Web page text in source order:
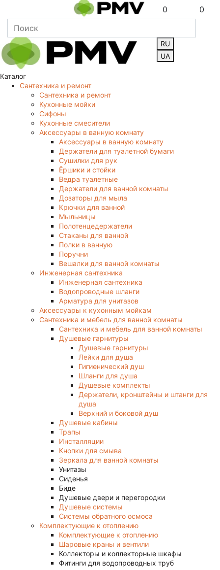
0 0
RU
UA
Каталог
Сантехника и ремонт
Сантехника и ремонт
Кухонные мойки
Сифоны
Кухонные смесители
Аксессуары в ванную комнату
Аксессуары в ванную комнату
Держатели для туалетной бумаги
Сушилки для рук
Ёршики и стойки
Ведра туалетные
Держатели для ванной комнаты
Дозаторы для мыла
Крючки для ванной
Мыльницы
Полотенцедержатели
Стаканы для ванной
Полки в ванную
Поручни
Вешалки для ванной комнаты
Инженерная сантехника
Инженерная сантехника
Водопроводные шланги
Арматура для унитазов
Аксессуары к кухонным мойкам
Сантехника и мебель для ванной комнаты
Сантехника и мебель для ванной комнаты
Душевые гарнитуры
Душевые гарнитуры
Лейки для душа
Гигиенический душ
Шланги для душа
Душевые комплекты
Держатели, кронштейны и штанги для
душа
Верхний и боковой душ
Душевые кабины
Трапы
Инсталляции
Кнопки для смыва
Зеркала для ванной комнаты
Унитазы
Сиденья
Биде
Душевые двери и перегородки
Душевые системы
Системы обратного осмоса
Комплектующие к отоплению
Комплектующие к отоплению
Шаровые краны и вентили
Коллекторы и коллекторные шкафы
Фитинги для водопроводных труб